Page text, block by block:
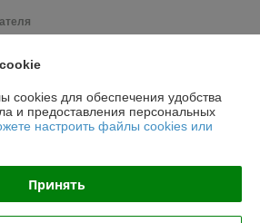
г. Минск, ул. Кальварийская, 33/1,
191513797
26.01.2012
cookies для обеспечения удобства
и предоставления персональных
настроить файлы cookies или
Принять